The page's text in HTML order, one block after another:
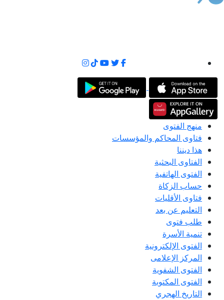
منهج الفتوى
فتاوى المحاكم والمؤسسات
هذا ديننا
الفتاوى البحثية
الفتوى الهاتفية
حساب الزكاة
فتاوى الأقليات
التعليم عن بعد
طلب فتوى
تنمية الأسرة
الفتوى الإلكترونية
المركز الإعلامى
الفتوى الشفوية
الفتوى المكتوبة
التاريخ الهجري